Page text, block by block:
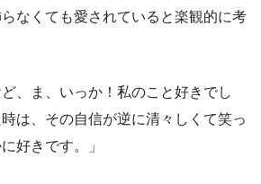
なくても愛されていると楽観的に考
ど、ま、いっか！私のこと好きでし
は、その自信が逆に清々しくて笑っ
好きです。」